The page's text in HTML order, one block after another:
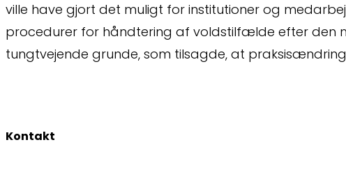
ville have gjort det muligt for institutioner og
procedurer for håndtering af voldstilfælde efter den
tungtvejende grunde, som tilsagde, at
Kontakt